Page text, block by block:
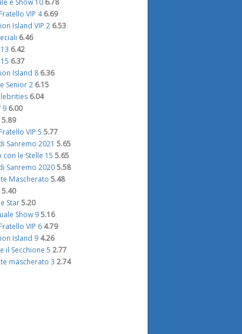
e Show 10 6.78
VIP 4 6.69
Island VIP 2 6.53
6.46
6.42
6.37
Island 8 6.36
Senior 2 6.15
6.04
9 6.00
5.89
VIP 5 5.77
Sanremo 2021 5.65
con le Stelle 15 5.65
Sanremo 2020 5.58
Mascherato 5.48
5.40
Star 5.20
Show 9 5.16
VIP 6 4.79
Island 9 4.26
il Secchione 5 2.77
mascherato 3 2.74